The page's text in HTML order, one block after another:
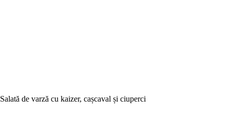
Salată de varză cu kaizer, cașcaval și ciuperci